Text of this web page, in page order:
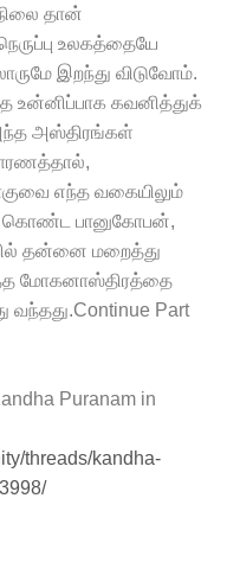
தான்
உலகத்தையே
இறந்து விடுவோம்.
உன்னிப்பாக கவனித்துக்
அஸ்திரங்கள்
எந்த வகையிலும்
கொண்ட பானுகோபன்,
தன்னை மறைத்து
மோகனாஸ்திரத்தை
வந்தது.Continue Part
Puranam in
threads/kandha-